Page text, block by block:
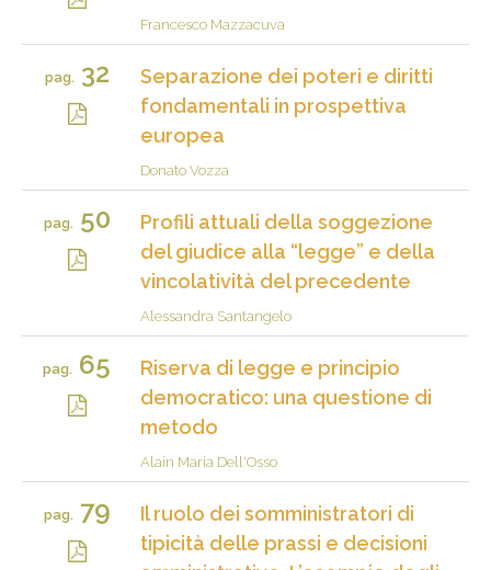
Francesco Mazzacuva
pag.32
Separazione dei poteri e diritti
fondamentali in prospettiva
europea
Donato Vozza
pag.50
Profili attuali della soggezione
del giudice alla “legge” e della
vincolatività del precedente
Alessandra Santangelo
pag. 65
Riserva di legge e principio
democratico: una questione di
metodo
Alain Maria Dell'Osso
pag.79
Il ruolo dei somministratori di
tipicità delle prassi e decisioni